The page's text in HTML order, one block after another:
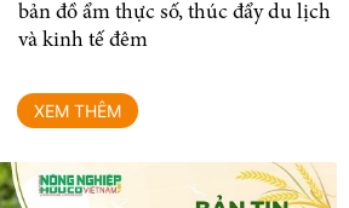
bản đồ ẩm thực số, thúc đẩy du lịch
và kinh tế đêm
XEM THÊM